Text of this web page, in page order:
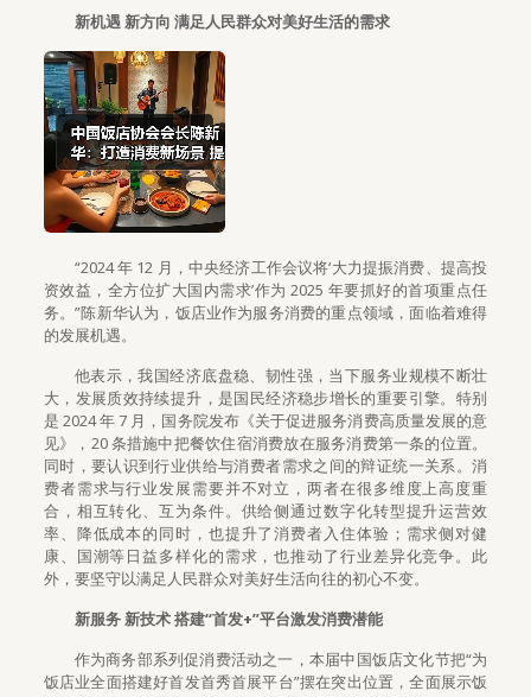
新机遇 新方向 满足人民群众对美好生活的需求
“2024 年 12 月，中央经济工作会议将‘大力提振消费、提高投
资效益，全方位扩大国内需求’作为 2025 年要抓好的首项重点任
务。”陈新华认为，饭店业作为服务消费的重点领域，面临着难得
的发展机遇。
他表示，我国经济底盘稳、韧性强，当下服务业规模不断壮
大，发展质效持续提升，是国民经济稳步增长的重要引擎。特别
是 2024 年 7 月，国务院发布《关于促进服务消费高质量发展的意
见》，20 条措施中把餐饮住宿消费放在服务消费第一条的位置。
同时，要认识到行业供给与消费者需求之间的辩证统一关系。消
费者需求与行业发展需要并不对立，两者在很多维度上高度重
合，相互转化、互为条件。供给侧通过数字化转型提升运营效
率、降低成本的同时，也提升了消费者入住体验；需求侧对健
康、国潮等日益多样化的需求，也推动了行业差异化竞争。此
外，要坚守以满足人民群众对美好生活向往的初心不变。
新服务 新技术 搭建“首发+”平台激发消费潜能
作为商务部系列促消费活动之一，本届中国饭店文化节把“为
饭店业全面搭建好首发首秀首展平台”摆在突出位置，全面展示饭